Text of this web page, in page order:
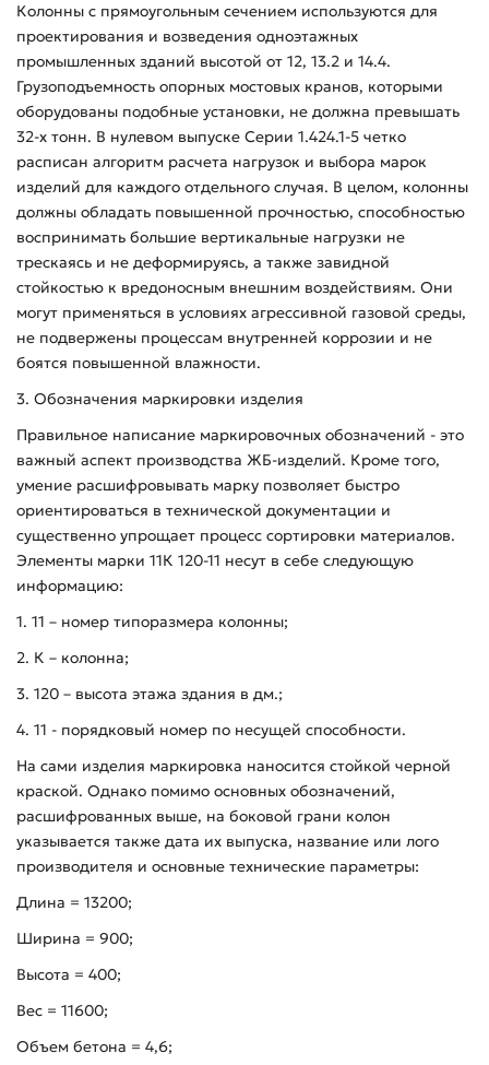
Колонны с прямоугольным сечением используются для
проектирования и возведения одноэтажных
промышленных зданий высотой от 12, 13.2 и 14.4.
Грузоподъемность опорных мостовых кранов, которыми
оборудованы подобные установки, не должна превышать
32-х тонн. В нулевом выпуске Серии 1.424.1-5 четко
расписан алгоритм расчета нагрузок и выбора марок
изделий для каждого отдельного случая. В целом, колонны
должны обладать повышенной прочностью, способностью
воспринимать большие вертикальные нагрузки не
трескаясь и не деформируясь, а также завидной
стойкостью к вредоносным внешним воздействиям. Они
могут применяться в условиях агрессивной газовой среды,
не подвержены процессам внутренней коррозии и не
боятся повышенной влажности.
3. Обозначения маркировки изделия
Правильное написание маркировочных обозначений - это
важный аспект производства ЖБ-изделий. Кроме того,
умение расшифровывать марку позволяет быстро
ориентироваться в технической документации и
существенно упрощает процесс сортировки материалов.
Элементы марки 11К 120-11 несут в себе следующую
информацию:
1. 11 – номер типоразмера колонны;
2. К – колонна;
3. 120 – высота этажа здания в дм.;
4. 11 - порядковый номер по несущей способности.
На сами изделия маркировка наносится стойкой черной
краской. Однако помимо основных обозначений,
расшифрованных выше, на боковой грани колон
указывается также дата их выпуска, название или лого
производителя и основные технические параметры:
Длина = 13200;
Ширина = 900;
Высота = 400;
Вес = 11600;
Объем бетона = 4,6;